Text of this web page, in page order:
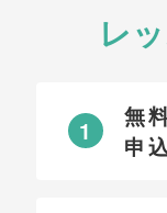
レ
1
無
申